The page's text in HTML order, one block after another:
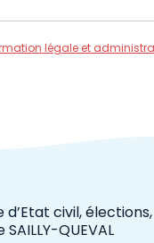
légale et
d’Etat civil,
QUEVAL